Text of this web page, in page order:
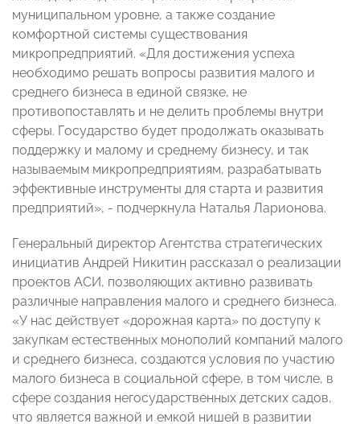
муниципальном уровне, а также создание
комфортной системы существования
микропредприятий. «Для достижения успеха
необходимо решать вопросы развития малого и
среднего бизнеса в единой связке, не
противопоставлять и не делить проблемы внутри
сферы. Государство будет продолжать оказывать
поддержку и малому и среднему бизнесу, и так
называемым микропредприятиям, разрабатывать
эффективные инструменты для старта и развития
предприятий», - подчеркнула Наталья Ларионова.
Генеральный директор Агентства стратегических
инициатив Андрей Никитин рассказал о реализации
проектов АСИ, позволяющих активно развивать
различные направления малого и среднего бизнеса.
«У нас действует «дорожная карта» по доступу к
закупкам естественных монополий компаний малого
и среднего бизнеса, создаются условия по участию
малого бизнеса в социальной сфере, в том числе, в
сфере создания негосударственных детских садов,
что является важной и емкой нишей в развитии